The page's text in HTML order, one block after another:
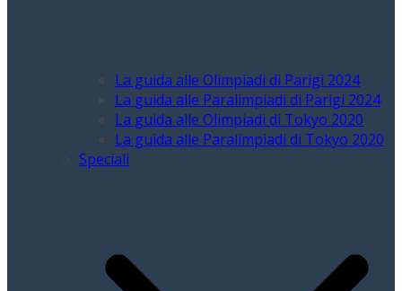
La guida alle Olimpiadi di Parigi 2024
La guida alle Paralimpiadi di Parigi 2024
La guida alle Olimpiadi di Tokyo 2020
La guida alle Paralimpiadi di Tokyo 2020
Speciali